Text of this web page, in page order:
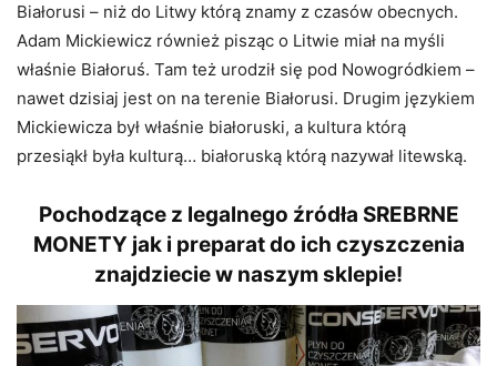
Białorusi – niż do Litwy którą znamy z czasów obecnych.
Adam Mickiewicz również pisząc o Litwie miał na myśli
właśnie Białoruś. Tam też urodził się pod Nowogródkiem –
nawet dzisiaj jest on na terenie Białorusi. Drugim językiem
Mickiewicza był właśnie białoruski, a kultura którą
przesiąkł była kulturą… białoruską którą nazywał litewską.
Pochodzące z legalnego źródła SREBRNE
MONETY jak i preparat do ich czyszczenia
znajdziecie w naszym sklepie!